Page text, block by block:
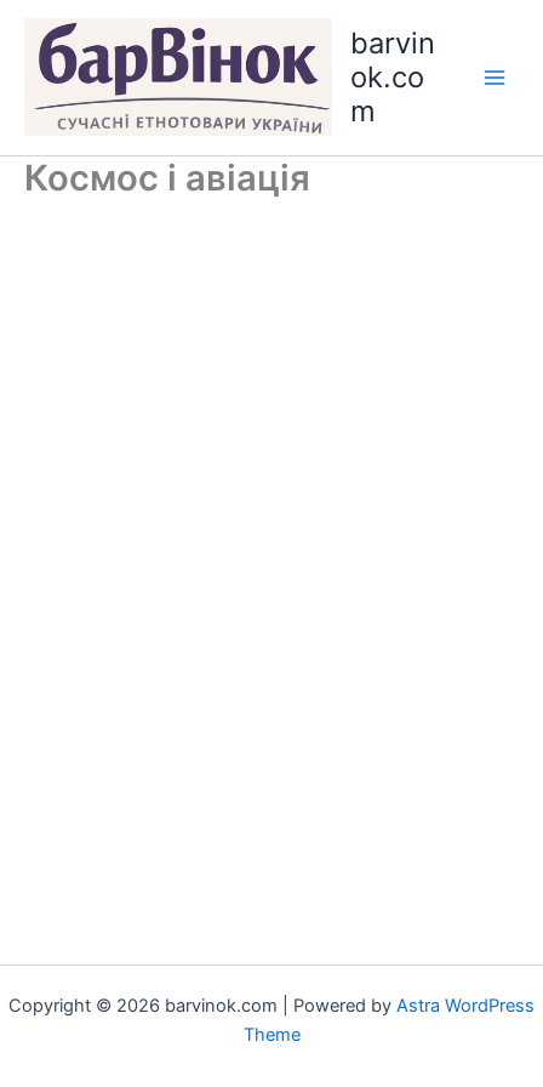
content
barvin
ok.co
m
Космос і авіація
Copyright © 2026 barvinok.com | Powered by Astra WordPress
Theme